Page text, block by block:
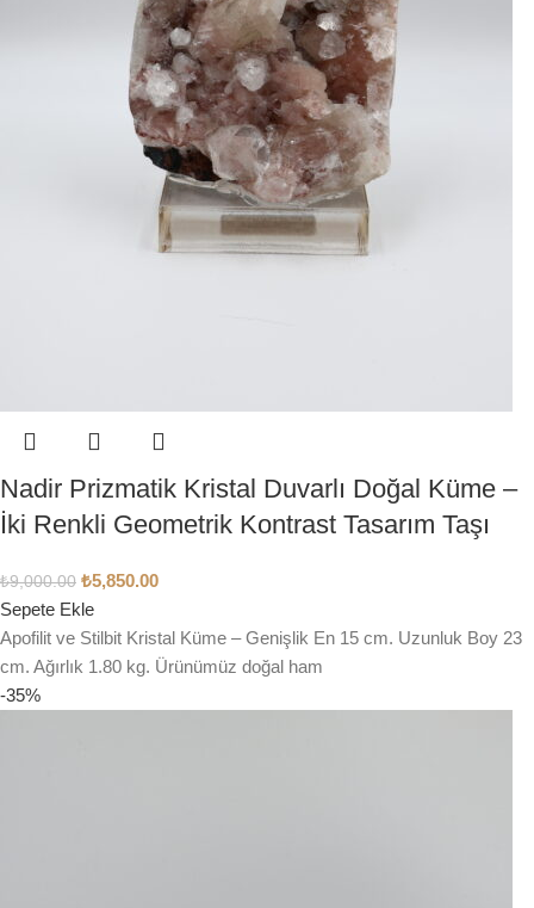
Nadir Prizmatik Kristal Duvarlı Doğal Küme –
İki Renkli Geometrik Kontrast Tasarım Taşı
₺9,000.00 ₺5,850.00
Sepete Ekle
Apofilit ve Stilbit Kristal Küme – Genişlik En 15 cm. Uzunluk Boy 23
cm. Ağırlık 1.80 kg. Ürünümüz doğal ham
-35%